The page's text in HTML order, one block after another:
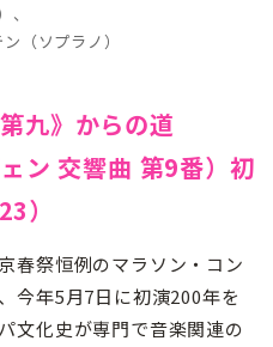
、
（ソプラノ）
九》からの道
ン 交響曲 第9番）初
）
春祭恒例のマラソン・コン
今年5月7日に初演200年を
文化史が専門で音楽関連の